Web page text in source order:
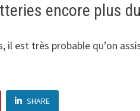
encore plus
il est très probable qu’on
SHARE